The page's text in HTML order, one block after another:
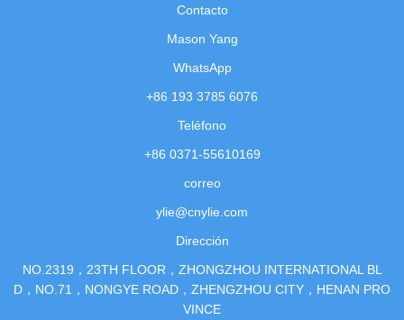
Contacto
Mason Yang
WhatsApp
+86 193 3785 6076
Teléfono
+86 0371-55610169
correo
ylie@cnylie.com
Dirección
NO.2319，23TH FLOOR，ZHONGZHOU INTERNATIONAL BL
D，NO.71，NONGYE ROAD，ZHENGZHOU CITY，HENAN PRO
VINCE